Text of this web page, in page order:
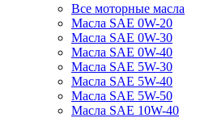
Все моторные масла
Масла SAE 0W-20
Масла SAE 0W-30
Масла SAE 0W-40
Масла SAE 5W-30
Масла SAE 5W-40
Масла SAE 5W-50
Масла SAE 10W-40